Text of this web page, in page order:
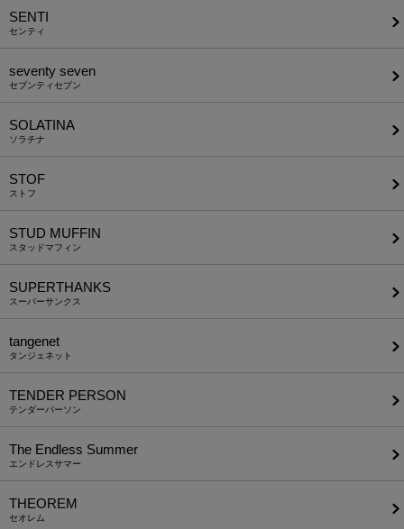
SENTI
センティ
seventy seven
セブンティセブン
SOLATINA
ソラチナ
STOF
ストフ
STUD MUFFIN
スタッドマフィン
SUPERTHANKS
スーパーサンクス
tangenet
タンジェネット
TENDER PERSON
テンダーパーソン
The Endless Summer
エンドレスサマー
THEOREM
セオレム